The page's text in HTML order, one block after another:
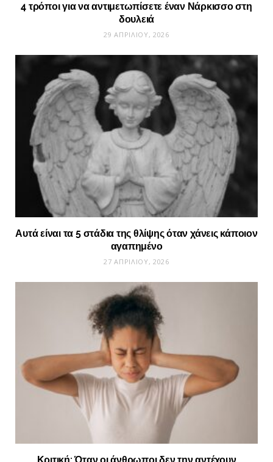
4 τρόποι για να αντιμετωπίσετε έναν Νάρκισσο στη
δουλειά
29 ΑΠΡΙΛΊΟΥ, 2026
Αυτά είναι τα 5 στάδια της θλίψης όταν χάνεις κάποιον
αγαπημένο
27 ΑΠΡΙΛΊΟΥ, 2026